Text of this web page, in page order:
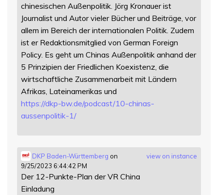
chinesischen Außenpolitik. Jörg Kronauer ist
Journalist und Autor vieler Bücher und Beiträge, vor
allem im Bereich der internationalen Politik. Zudem
ist er Redaktionsmitglied von German Foreign
Policy. Es geht um Chinas Außenpolitik anhand der
5 Prinzipien der Friedlichen Koexistenz, die
wirtschaftliche Zusammenarbeit mit Ländern
Afrikas, Lateinamerikas und
https://dkp-bw.de/podcast/10-chinas-
aussenpolitik-1/
view on instance
DKP Baden-Württemberg on
9/25/2023 6:44:42 PM
Der 12-Punkte-Plan der VR China
Einladung